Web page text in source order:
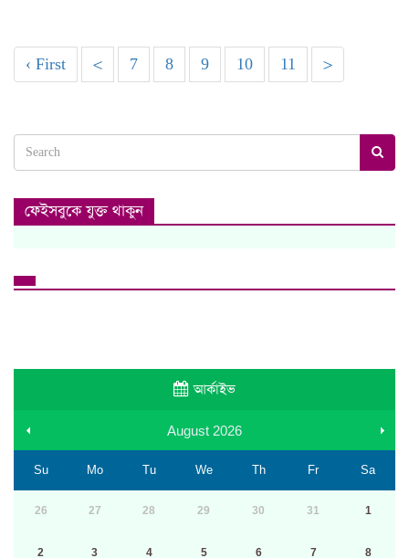
‹ First < 7 8 9 10 11 >
ফেইসবুকে যুক্ত থাকুন
আর্কাইভ
August 2026
Su Mo Tu We Th Fr Sa
26 27 28 29 30 31 1
2 3 4 5 6 7 8